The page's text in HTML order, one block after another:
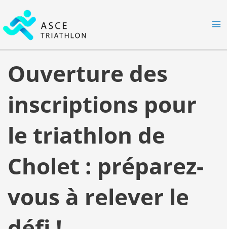
contenu
Ouverture des
inscriptions pour
le triathlon de
Cholet : préparez-
vous à relever le